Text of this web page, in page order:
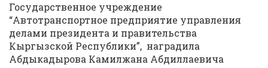
Государственное учреждение
“Автотранспортное предприятие управления
делами президента и правительства
Кыргызской Республики”, наградила
Абдыкадырова Камилжана Абдиллаевича